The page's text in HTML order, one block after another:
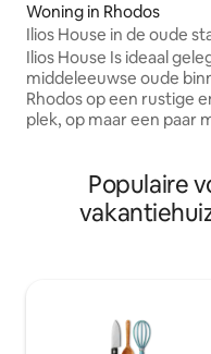
Woning in Rhodos
Ilios House in de oude
Ilios House Is ideaal
middeleeuwse oude
Rhodos op een rustige
plek, op maar een paar
de oude stad. Het huis
gekocht en
voorziening van
de omgeving door de
van Saint Fanourios ,de
Populaire